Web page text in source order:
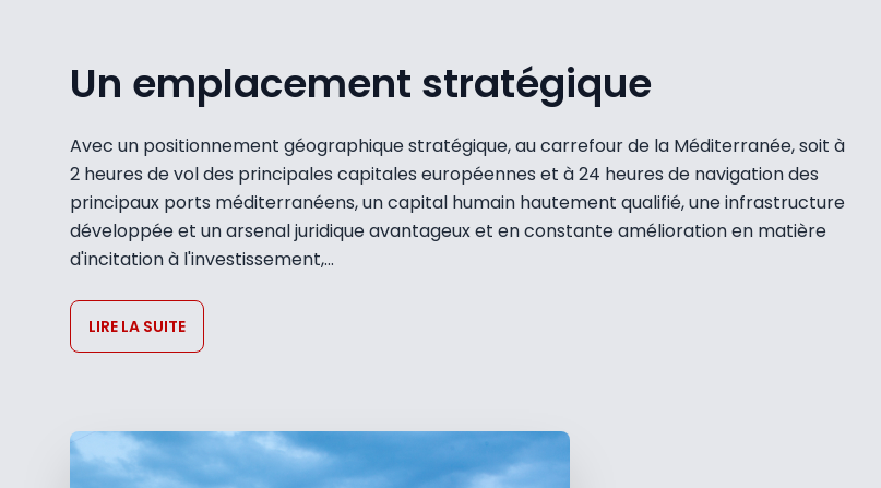
Un emplacement stratégique
Avec un positionnement géographique stratégique, au carrefour de la Méditerranée, soit à
2 heures de vol des principales capitales européennes et à 24 heures de navigation des
principaux ports méditerranéens, un capital humain hautement qualifié, une infrastructure
développée et un arsenal juridique avantageux et en constante amélioration en matière
d'incitation à l'investissement,...
LIRE LA SUITE